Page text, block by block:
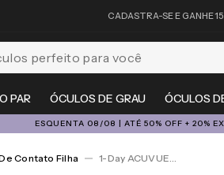
CADASTRA-SE E GANHE
PAR ÓCULOS DE GRAU ÓCULOS
para você
ESQUENTA 08/08 | ATÉ 50% OFF + 20%
Contato Filha 1-Day ACUVUE® Moist For Astigmatism 30